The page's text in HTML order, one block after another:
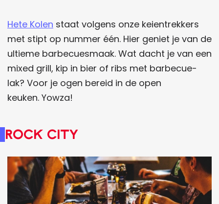
Hete Kolen staat volgens onze keientrekkers
met stipt op nummer één. Hier geniet je van de
ultieme barbecuesmaak. Wat dacht je van een
mixed grill, kip in bier of ribs met barbecue-
lak? Voor je ogen bereid in de open
keuken. Yowza!
Rock City